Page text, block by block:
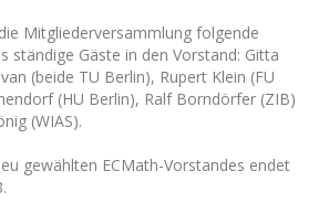
Mitgliederversammlung folgende
ständige Gäste in den Vorstand: Gitta
(beide TU Berlin), Rupert Klein (FU
(HU Berlin), Ralf Borndörfer (ZIB)
(WIAS).
gewählten ECMath-Vorstandes endet